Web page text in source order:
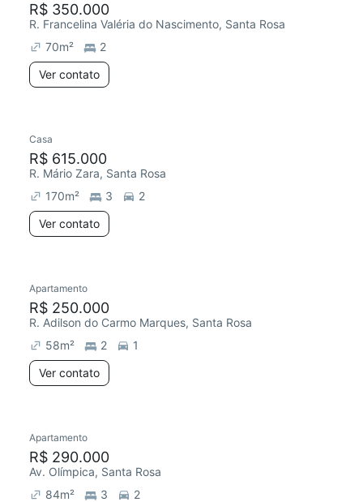
R$ 350.000
R. Francelina Valéria do Nascimento, Santa Rosa
70m²
2
Ver contato
Casa
R$ 615.000
R. Mário Zara, Santa Rosa
170m² 3
2
Ver contato
Apartamento
R$ 250.000
R. Adilson do Carmo Marques, Santa Rosa
58m² 2
1
Ver contato
Redecorar
Apartamento
R$ 290.000
Av. Olímpica, Santa Rosa
84m² 3
2